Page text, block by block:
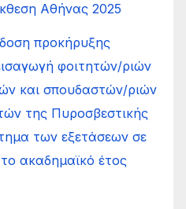
Αθήνας 2025
προκήρυξης
φοιτητών/ριών
και σπουδαστών/ριών
της Πυροσβεστικής
των εξετάσεων σε
ακαδημαϊκό έτος